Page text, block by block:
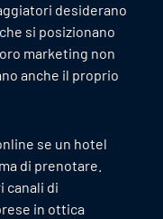
desiderano
si posizionano
marketing non
anche il proprio
se un hotel
di prenotare.
canali di
in ottica